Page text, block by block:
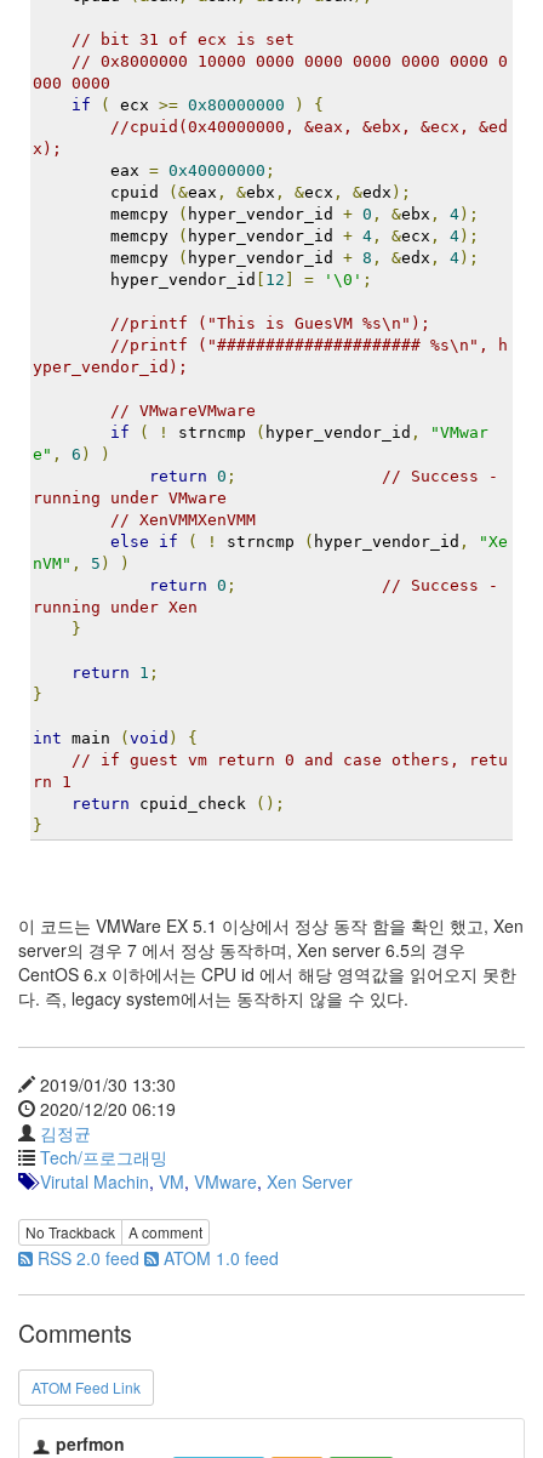
// bit 31 of ecx is set
// 0x8000000 10000 0000 0000 0000 0000 0000 0
000 0000
if
( ecx >= 0x80000000 )
{
//cpuid(0x40000000, &eax, &ebx, &ecx, &ed
x);
eax = 0x40000000 ;
cpuid
(&eax , &ebx , &ecx , &edx );
memcpy
( hyper_vendor_id + 0 , &ebx , 4);
memcpy
( hyper_vendor_id + 4 , &ecx , 4);
memcpy
( hyper_vendor_id + 8 , &edx , 4);
hyper_vendor_id
12 = '\0' ;
//printf ("This is GuesVM %s\n");
//printf ("##################### %s\n", h
yper_vendor_id);
// VMwareVMware
if
( ! strncmp ( hyper_vendor_id ,
"VMwar
e" , 6 )
)
return 0 ;
// Success -
running under VMware
// XenVMMXenVMM
else
if ( ! strncmp ( hyper_vendor_id ,
"Xe
nVM" , 5 )
)
return 0 ;
// Success -
running under Xen
}
return 1 ;
}
int main ( void )
{
// if guest vm return 0 and case others, retu
rn 1
return cpuid_check
();
}
이 코드는 VMWare EX 5.1 이상에서 정상 동작 함을 확인 했고, Xen
server의 경우 7 에서 정상 동작하며, Xen server 6.5의 경우
CentOS 6.x 이하에서는 CPU id 에서 해당 영역값을 읽어오지 못한
다. 즉, legacy system에서는 동작하지 않을 수 있다.
2019/01/30 13:30
2020/12/20 06:19
김정균
Tech/프로그래밍
Virutal Machin, VM, VMware, Xen Server
No Trackback A comment
RSS 2.0 feed ATOM 1.0 feed
Comments
ATOM Feed Link
perfmon
Scuba
Diving
품
AA
3800...
정
Daweikala
1.5V
ion
1
김
BASMAN
BLB-
AA1650
방
테
스
트
1
by
김
정
균
Liitokala
9V
6F22
충
전
지
방
전...